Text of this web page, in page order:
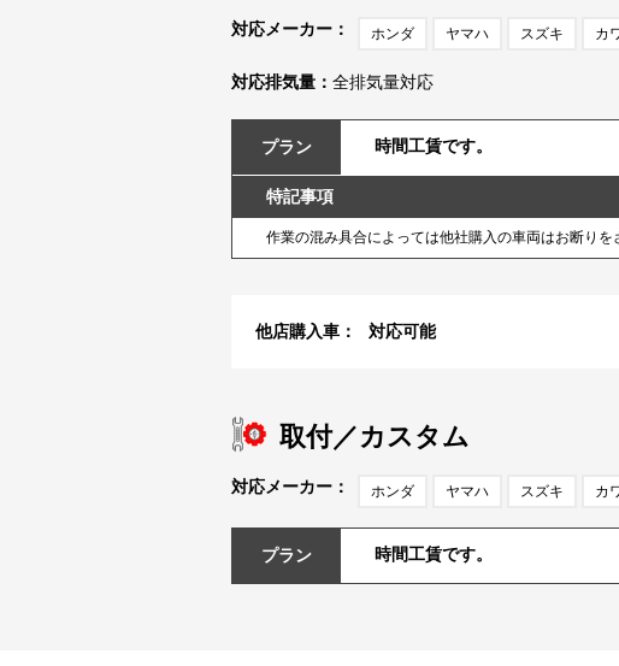
対応メーカー： ホンダ ヤマハ スズキ カ
対応排気量： 全排気量対応
プラン 時間工賃です。
特記事項
作業の混み具合によっては他社購入の車両はお断り
他店購入車： 対応可能
取付／カスタム
対応メーカー： ホンダ ヤマハ スズキ カ
プラン 時間工賃です。